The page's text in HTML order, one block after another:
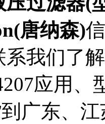
唐纳森)
我们了
应用、
广东、